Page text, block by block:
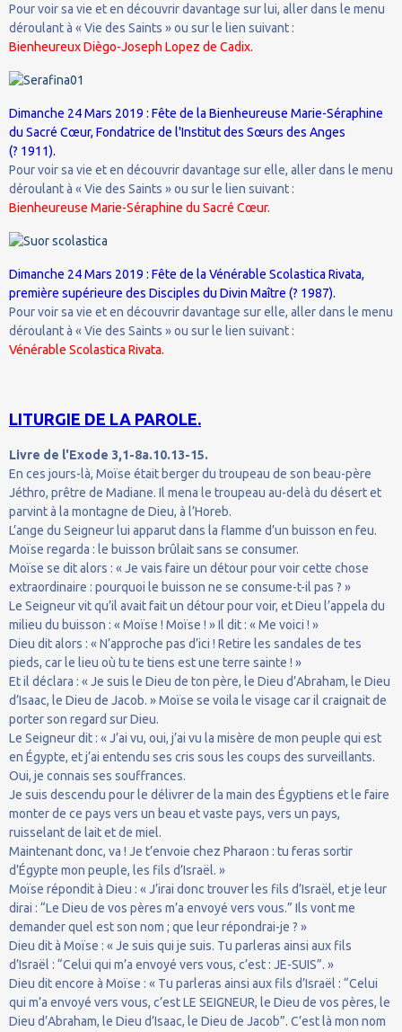
Pour voir sa vie et en découvrir davantage sur lui, aller dans le menu
déroulant à « Vie des Saints » ou sur le lien suivant :
Bienheureux Diègo-Joseph Lopez de Cadix.
Dimanche 24 Mars 2019 : Fête de la Bienheureuse Marie-Séraphine
du Sacré Cœur, Fondatrice de l'Institut des Sœurs des Anges
(? 1911).
Pour voir sa vie et en découvrir davantage sur elle, aller dans le menu
déroulant à « Vie des Saints » ou sur le lien suivant :
Bienheureuse Marie-Séraphine du Sacré Cœur.
Dimanche 24 Mars 2019 : Fête de la Vénérable Scolastica Rivata,
première supérieure des Disciples du Divin Maître (? 1987).
Pour voir sa vie et en découvrir davantage sur elle, aller dans le menu
déroulant à « Vie des Saints » ou sur le lien suivant :
Vénérable Scolastica Rivata.
LITURGIE DE LA PAROLE.
Livre de l'Exode 3,1-8a.10.13-15.
En ces jours-là, Moïse était berger du troupeau de son beau-père
Jéthro, prêtre de Madiane. Il mena le troupeau au-delà du désert et
parvint à la montagne de Dieu, à l’Horeb.
L’ange du Seigneur lui apparut dans la flamme d’un buisson en feu.
Moïse regarda : le buisson brûlait sans se consumer.
Moïse se dit alors : « Je vais faire un détour pour voir cette chose
extraordinaire : pourquoi le buisson ne se consume-t-il pas ? »
Le Seigneur vit qu’il avait fait un détour pour voir, et Dieu l’appela du
milieu du buisson : « Moïse ! Moïse ! » Il dit : « Me voici ! »
Dieu dit alors : « N’approche pas d’ici ! Retire les sandales de tes
pieds, car le lieu où tu te tiens est une terre sainte ! »
Et il déclara : « Je suis le Dieu de ton père, le Dieu d’Abraham, le Dieu
d’Isaac, le Dieu de Jacob. » Moïse se voila le visage car il craignait de
porter son regard sur Dieu.
Le Seigneur dit : « J’ai vu, oui, j’ai vu la misère de mon peuple qui est
en Égypte, et j’ai entendu ses cris sous les coups des surveillants.
Oui, je connais ses souffrances.
Je suis descendu pour le délivrer de la main des Égyptiens et le faire
monter de ce pays vers un beau et vaste pays, vers un pays,
ruisselant de lait et de miel.
Maintenant donc, va ! Je t’envoie chez Pharaon : tu feras sortir
d’Égypte mon peuple, les fils d’Israël. »
Moïse répondit à Dieu : « J’irai donc trouver les fils d’Israël, et je leur
dirai : “Le Dieu de vos pères m’a envoyé vers vous.” Ils vont me
demander quel est son nom ; que leur répondrai-je ? »
Dieu dit à Moïse : « Je suis qui je suis. Tu parleras ainsi aux fils
d’Israël : “Celui qui m’a envoyé vers vous, c’est : JE-SUIS”. »
Dieu dit encore à Moïse : « Tu parleras ainsi aux fils d’Israël : “Celui
qui m’a envoyé vers vous, c’est LE SEIGNEUR, le Dieu de vos pères, le
Dieu d’Abraham, le Dieu d’Isaac, le Dieu de Jacob”. C’est là mon nom